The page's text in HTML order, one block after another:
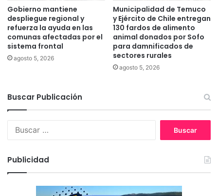
n
i
v
e
r
a
e
e
m
b
r
e
Gobierno mantiene
despliegue regional y
refuerza la ayuda en las
comunas afectadas por el
sistema frontal
agosto 5, 2026
Municipalidad de Temuco
y Ejército de Chile entregan
130 fardos de alimento
animal donados por Sofo
para damnificados de
sectores rurales
agosto 5, 2026
Buscar Publicación
r
:
Publicidad